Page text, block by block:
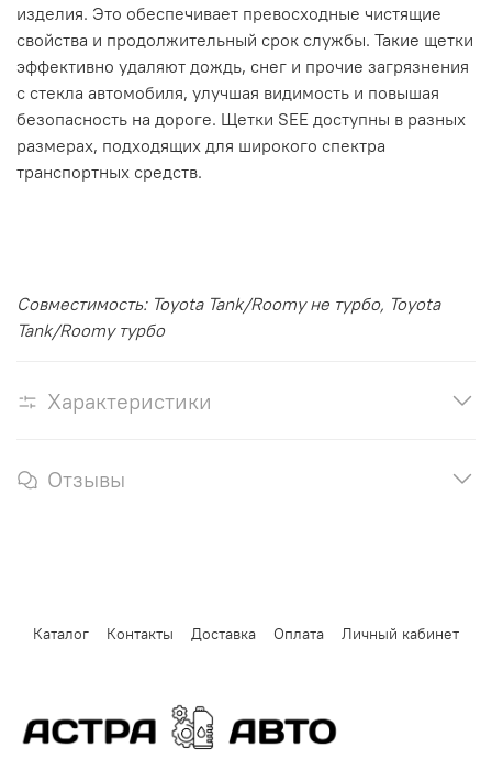
изделия. Это обеспечивает превосходные чистящие
свойства и продолжительный срок службы. Такие щетки
эффективно удаляют дождь, снег и прочие загрязнения
с стекла автомобиля, улучшая видимость и повышая
безопасность на дороге. Щетки SEE доступны в разных
размерах, подходящих для широкого спектра
транспортных средств.
Совместимость: Toyota Tank/Roomy не турбо, Toyota
Tank/Roomy турбо
Характеристики
Отзывы
Каталог Контакты Доставка Оплата Личный кабинет